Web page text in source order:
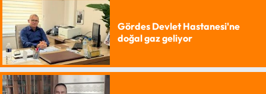
Gördes Devlet Hastanesi'ne
doğal gaz geliyor